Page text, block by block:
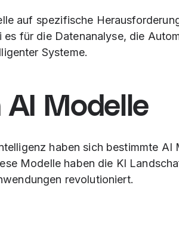
auf spezifische
für die Datenanalyse, die
Systeme.
Modelle
haben sich bestimmte AI
Modelle haben die KI
revolutioniert.